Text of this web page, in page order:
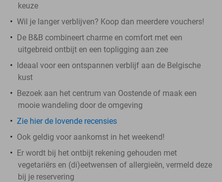
keuze
Wil je langer verblijven? Koop dan meerdere vouchers!
De B&B combineert charme en comfort met een
uitgebreid ontbijt en een topligging aan zee
Ideaal voor een ontspannen verblijf aan de Belgische
kust
Bezoek aan het centrum van Oostende of maak een
mooie wandeling door de omgeving
Zie hier de lovende recensies
Ook geldig voor aankomst in het weekend!
Er wordt bij het ontbijt rekening gehouden met
vegetariërs en (di)eetwensen of allergieën, vermeld deze
bij je reservering